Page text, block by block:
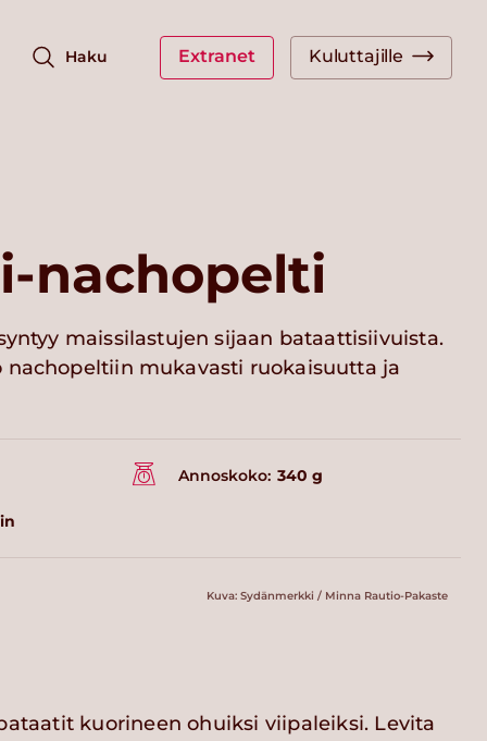
Haku Extranet Kuluttajille
nachopelti
maissilastujen sijaan bataattisiivuista.
nachopeltiin mukavasti ruokaisuutta ja
Annoskoko: 340 g
Kuva: Sydänmerkki / Minna Rautio-Pakaste
kuorineen ohuiksi viipaleiksi. Levita